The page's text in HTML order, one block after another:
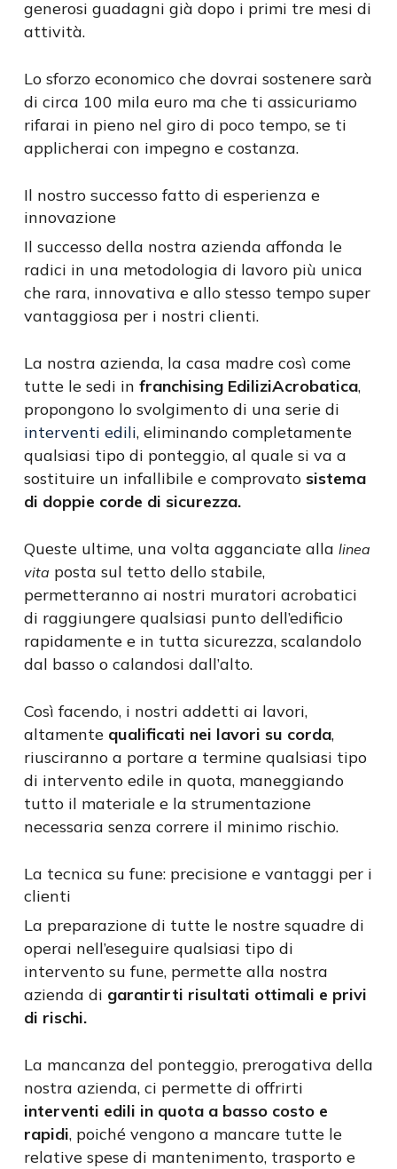
generosi guadagni già dopo i primi tre mesi di
attività.
Lo sforzo economico che dovrai sostenere sarà
di circa 100 mila euro ma che ti assicuriamo
rifarai in pieno nel giro di poco tempo, se ti
applicherai con impegno e costanza.
Il nostro successo fatto di esperienza e
innovazione
Il successo della nostra azienda affonda le
radici in una metodologia di lavoro più unica
che rara, innovativa e allo stesso tempo super
vantaggiosa per i nostri clienti.
La nostra azienda, la casa madre così come
tutte le sedi in franchising EdiliziAcrobatica,
propongono lo svolgimento di una serie di
interventi edili, eliminando completamente
qualsiasi tipo di ponteggio, al quale si va a
sostituire un infallibile e comprovato sistema
di doppie corde di sicurezza.
Queste ultime, una volta agganciate alla linea
vita posta sul tetto dello stabile,
permetteranno ai nostri muratori acrobatici
di raggiungere qualsiasi punto dell’edificio
rapidamente e in tutta sicurezza, scalandolo
dal basso o calandosi dall’alto.
Così facendo, i nostri addetti ai lavori,
altamente qualificati nei lavori su corda,
riusciranno a portare a termine qualsiasi tipo
di intervento edile in quota, maneggiando
tutto il materiale e la strumentazione
necessaria senza correre il minimo rischio.
La tecnica su fune: precisione e vantaggi per i
clienti
La preparazione di tutte le nostre squadre di
operai nell’eseguire qualsiasi tipo di
intervento su fune, permette alla nostra
azienda di garantirti risultati ottimali e privi
di rischi.
La mancanza del ponteggio, prerogativa della
nostra azienda, ci permette di offrirti
interventi edili in quota a basso costo e
rapidi, poiché vengono a mancare tutte le
relative spese di mantenimento, trasporto e